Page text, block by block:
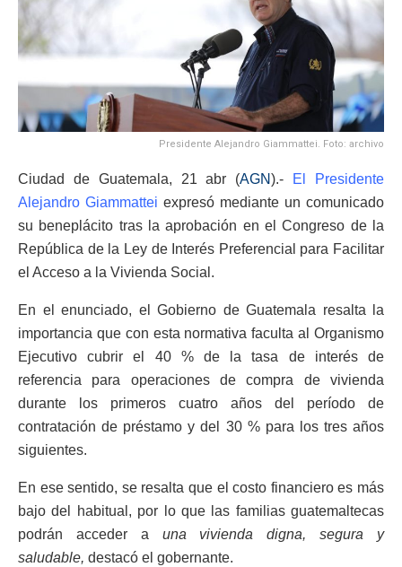
Presidente Alejandro Giammattei. Foto: archivo
Ciudad de Guatemala, 21 abr (AGN).- El Presidente
Alejandro Giammattei expresó mediante un comunicado
su beneplácito tras la aprobación en el Congreso de la
República de la Ley de Interés Preferencial para Facilitar
el Acceso a la Vivienda Social.
En el enunciado, el Gobierno de Guatemala resalta la
importancia que con esta normativa faculta al Organismo
Ejecutivo cubrir el 40 % de la tasa de interés de
referencia para operaciones de compra de vivienda
durante los primeros cuatro años del período de
contratación de préstamo y del 30 % para los tres años
siguientes.
En ese sentido, se resalta que el costo financiero es más
bajo del habitual, por lo que las familias guatemaltecas
podrán acceder a una vivienda digna, segura y
saludable, destacó el gobernante.